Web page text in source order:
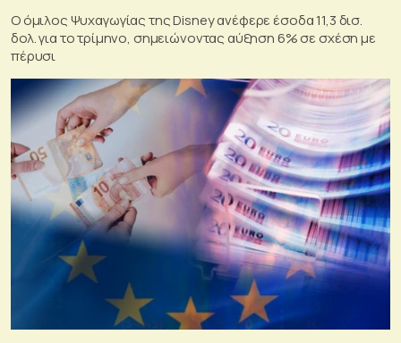
Ο όμιλος Ψυχαγωγίας της Disney ανέφερε έσοδα 11,3 δισ.
δολ. για το τρίμηνο, σημειώνοντας αύξηση 6% σε σχέση με
πέρυσι